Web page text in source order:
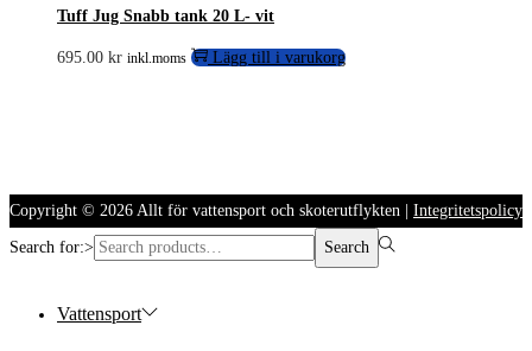
Tuff Jug Snabb tank 20 L- vit
695.00 kr inkl.moms Lägg till i varukorg
Copyright © 2026 Allt för vattensport och skoterutflykten Integritetspolicy
Search for:> Search
Vattensport